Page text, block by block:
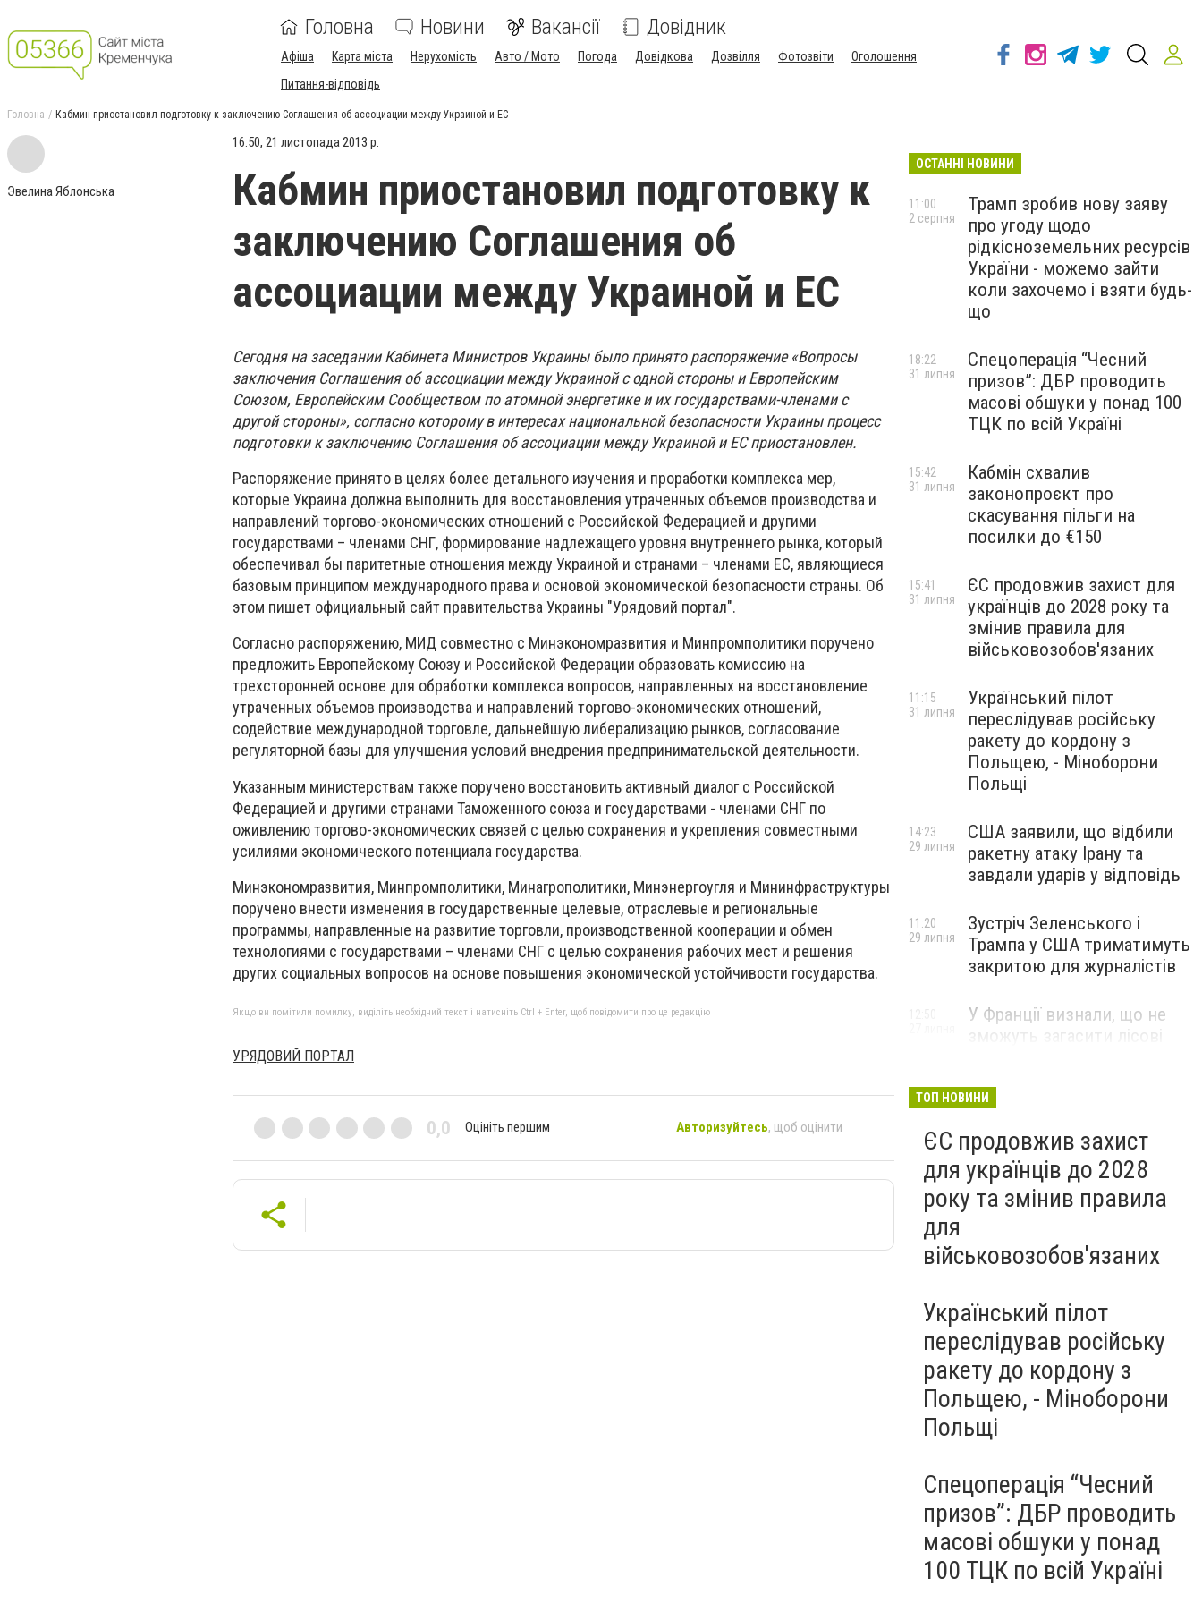
Головна Новини Вакансії Довідник
Афіша Карта міста Нерухомість Авто / Мото Погода Довідкова Дозвілля Фотозвіти
Оголошення
Питання-відповідь
Головна Кабмин приостановил подготовку к заключению Соглашения об ассоциации между Украиной и ЕС
Эвелина Яблонська
16:50, 21 листопада 2013 р.
Кабмин приостановил подготовку к
заключению Соглашения об
ассоциации между Украиной и ЕС
Сегодня на заседании Кабинета Министров Украины было принято распоряжение «Вопросы
заключения Соглашения об ассоциации между Украиной с одной стороны и Европейским
Союзом, Европейским Сообществом по атомной энергетике и их государствами-членами с
другой стороны», согласно которому в интересах национальной безопасности Украины процесс
подготовки к заключению Соглашения об ассоциации между Украиной и ЕС приостановлен.
Распоряжение принято в целях более детального изучения и проработки комплекса мер,
которые Украина должна выполнить для восстановления утраченных объемов производства и
направлений торгово-экономических отношений с Российской Федерацией и другими
государствами – членами СНГ, формирование надлежащего уровня внутреннего рынка, который
обеспечивал бы паритетные отношения между Украиной и странами – членами ЕС, являющиеся
базовым принципом международного права и основой экономической безопасности страны. Об
этом пишет официальный сайт правительства Украины "Урядовий портал".
Согласно распоряжению, МИД совместно с Минэкономразвития и Минпромполитики поручено
предложить Европейскому Союзу и Российской Федерации образовать комиссию на
трехсторонней основе для обработки комплекса вопросов, направленных на восстановление
утраченных объемов производства и направлений торгово-экономических отношений,
содействие международной торговле, дальнейшую либерализацию рынков, согласование
регуляторной базы для улучшения условий внедрения предпринимательской деятельности.
Указанным министерствам также поручено восстановить активный диалог с Российской
Федерацией и другими странами Таможенного союза и государствами - членами СНГ по
оживлению торгово-экономических связей с целью сохранения и укрепления совместными
усилиями экономического потенциала государства.
Минэкономразвития, Минпромполитики, Минагрополитики, Минэнергоугля и Мининфраструктуры
поручено внести изменения в государственные целевые, отраслевые и региональные
программы, направленные на развитие торговли, производственной кооперации и обмен
технологиями с государствами – членами СНГ с целью сохранения рабочих мест и решения
других социальных вопросов на основе повышения экономической устойчивости государства.
Якщо ви помітили помилку, виділіть необхідний текст і натисніть Ctrl + Enter, щоб повідомити про це редакцію
УРЯДОВИЙ ПОРТАЛ
0,0 Оцініть першим Авторизуйтесь, щоб оцінити
ОСТАННІ НОВИНИ
Трамп зробив нову заяву
про угоду щодо
рідкісноземельних ресурсів
України - можемо зайти
коли захочемо і взяти будь-
що
11:00
2 серпня
Спецоперація “Чесний
призов”: ДБР проводить
масові обшуки у понад 100
ТЦК по всій Україні
18:22
31 липня
Кабмін схвалив
законопроєкт про
скасування пільги на
посилки до €150
15:42
31 липня
ЄС продовжив захист для
українців до 2028 року та
змінив правила для
військовозобов'язаних
15:41
31 липня
Український пілот
переслідував російську
ракету до кордону з
Польщею, - Міноборони
Польщі
11:15
31 липня
США заявили, що відбили
ракетну атаку Ірану та
завдали ударів у відповідь
14:23
29 липня
Зустріч Зеленського і
Трампа у США триматимуть
закритою для журналістів
11:20
29 липня
У Франції визнали, що не
ТОП НОВИНИ
ЄС продовжив захист
для українців до 2028
року та змінив правила
для
військовозобов'язаних
Український пілот
переслідував російську
ракету до кордону з
Польщею, - Міноборони
Польщі
Спецоперація “Чесний
призов”: ДБР проводить
масові обшуки у понад
100 ТЦК по всій Україні